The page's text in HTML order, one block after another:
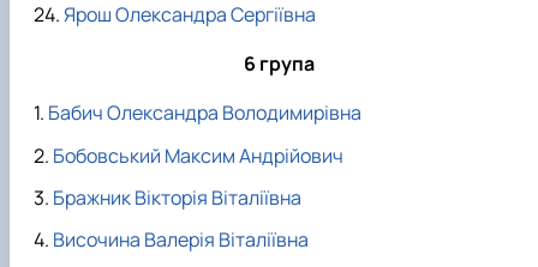
Ярош Олександра Сергіївна
6 група
Бабич Олександра Володимирівна
Бобовський Максим Андрійович
Бражник Вікторія Віталіївна
Височина Валерія Віталіївна